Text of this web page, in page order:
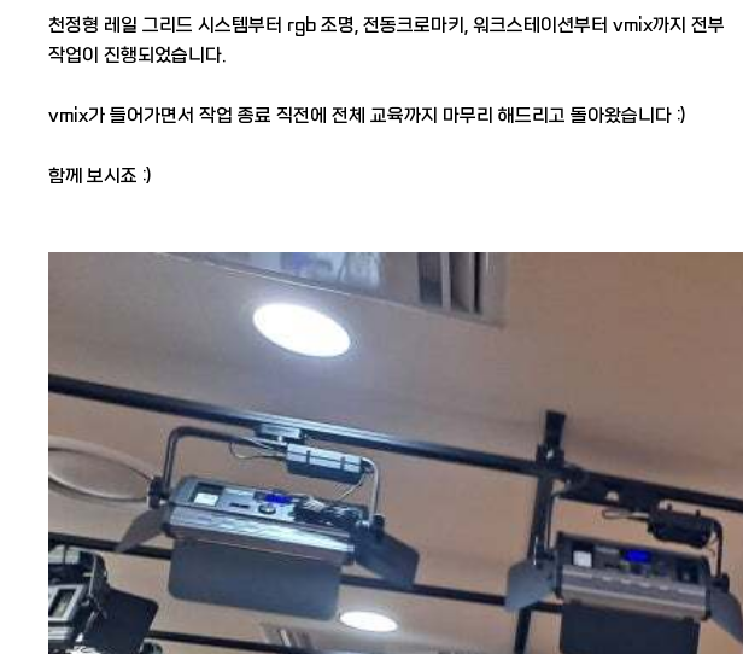
​ 천정형 레일 그리드 시스템부터 rgb 조명, 전동크로마키, 워크스테이션부터 vmix까지 전부
작업이 진행되었습니다.
​ vmix가 들어가면서 작업 종료 직전에 전체 교육까지 마무리 해드리고 돌아왔습니다 :)
​ 함께 보시죠 :)